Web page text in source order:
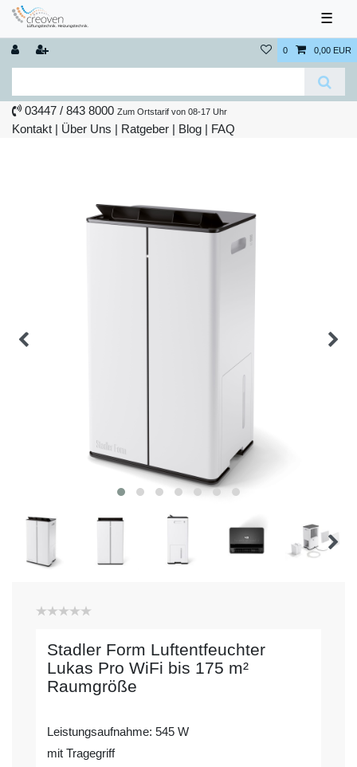
☰
0 0,00 EUR
03447 / 843 8000 Zum Ortstarif von 08-17 Uhr
Kontakt | Über Uns | Ratgeber | Blog | FAQ
Stadler Form Luftentfeuchter
Lukas Pro WiFi bis 175 m²
Raumgröße
Leistungsaufnahme: 545 W
mit Tragegriff